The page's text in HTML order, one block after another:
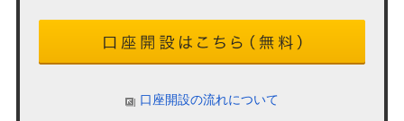
口座開設の流れについて